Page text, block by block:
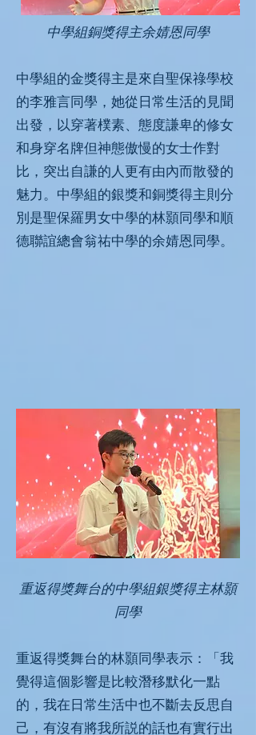
中學組銅獎得主余婧恩同學
中學組的金獎得主是來自聖保祿學校
的李雅言同學，她從日常生活的見聞
出發，以穿著樸素、態度謙卑的修女
和身穿名牌但神態傲慢的女士作對
比，突出自謙的人更有由內而散發的
魅力。中學組的銀獎和銅獎得主則分
別是聖保羅男女中學的林顥同學和順
德聯誼總會翁祐中學的余婧恩同學。
重返得獎舞台的中學組銀獎得主林顥
同學
重返得獎舞台的林顥同學表示：「我
覺得這個影響是比較潛移默化一點
的，我在日常生活中也不斷去反思自
己，有沒有將我所説的話也有實行出